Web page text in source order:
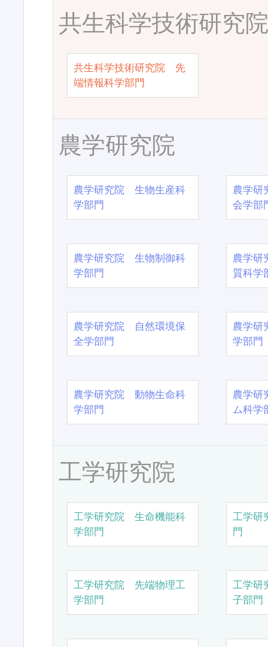
共生科学技術研究
共生科学技術研究院 先
端情報科学部門
農学研究院
農学研究院 生物生産科
学部門
農学
会学部
農学研究院 生物制御科
学部門
農学
質科学
農学研究院 自然環境保
全学部門
農学
学部門
農学研究院 動物生命科
学部門
農学
ム科学
工学研究院
工学研究院 生命機能科
学部門
工学研
門
工学研究院 先端物理工
学部門
工学研
子部門